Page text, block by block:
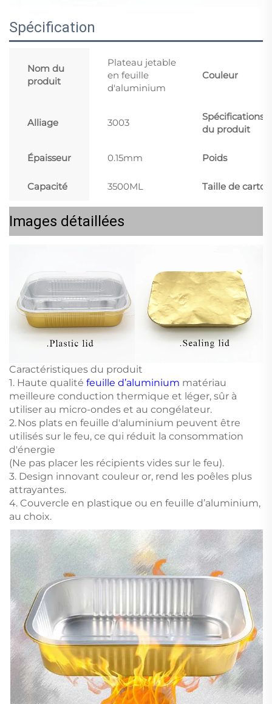
Spécification
Nom du
produit
Plateau jetable
en feuille
d'aluminium
Couleur
Alliage 3003
Spécifications
du produit
Épaisseur 0.15mm Poids
Capacité 3500ML Taille de carton
Images détaillées
Caractéristiques du produit
1. Haute qualité feuille d’aluminium matériau
meilleure conduction thermique et léger, sûr à
utiliser au micro-ondes et au congélateur.
2. Nos plats en feuille d'aluminium peuvent être
utilisés sur le feu, ce qui réduit la consommation
d'énergie
(Ne pas placer les récipients vides sur le feu).
3. Design innovant couleur or, rend les poêles plus
attrayantes.
4. Couvercle en plastique ou en feuille d’aluminium,
au choix.